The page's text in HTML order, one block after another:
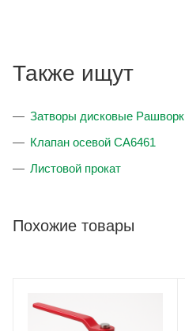
Также ищут
Затворы дисковые Рашворк
Клапан осевой CA6461
Листовой прокат
Похожие товары